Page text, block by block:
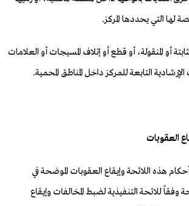
لها التي يحددها المركز.
أو المنقولة، أو قطع أو إتلاف المسيجات أو العلامات
التابعة للمركز داخل المناطق المحمية.
العقوبات
هذه اللائحة وإيقاع العقوبات الموضحة في
اللائحة وفقاً للائحة التنفيذية لضبط المخالفات وإيقاع